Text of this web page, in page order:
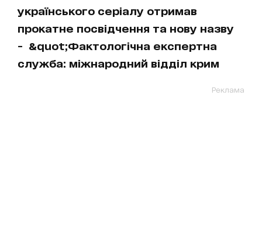
українського серіалу отримав
прокатне посвідчення та нову назву
- &quot;Фактологічна експертна
служба: міжнародний відділ крим
Реклама